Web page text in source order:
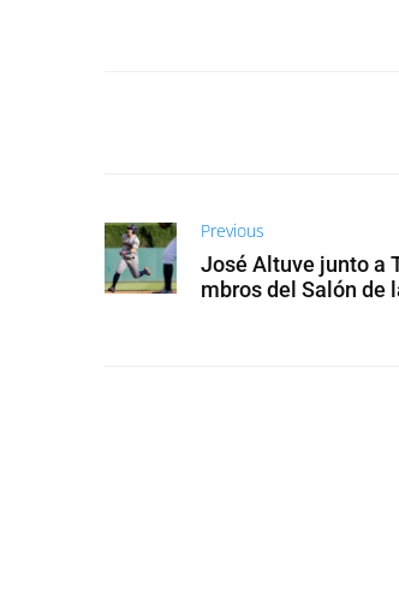
Previous
José Altuve junto a
mbros del Salón de